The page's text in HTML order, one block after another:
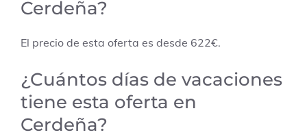
Cerdeña?
El precio de esta oferta es desde 622€.
¿Cuántos días de vacaciones
tiene esta oferta en
Cerdeña?